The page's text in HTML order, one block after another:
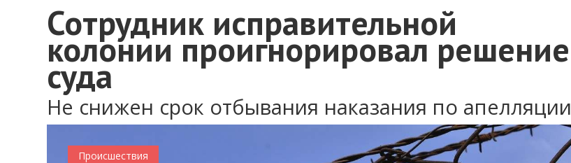
Сотрудник исправительной
колонии проигнорировал решение
суда
Не снижен срок отбывания наказания по апелляции
Происшествия